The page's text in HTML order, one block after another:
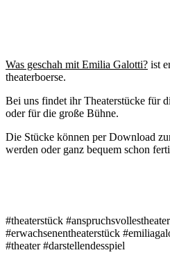
Was geschah mit Emilia Galotti? ist
theaterboerse.
Bei uns findet ihr Theaterstücke für
oder für die große Bühne.
Die Stücke können per Download
werden oder ganz bequem schon
#theaterstück
#erwachsenentheaterstück
#theater #darstellendesspiel